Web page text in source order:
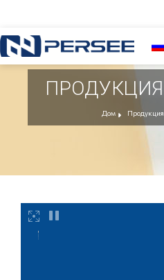
ПРОДУКЦИЯ
Дом Продукция